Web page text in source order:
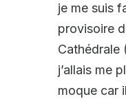
je me suis
provisoire
Cathédrale
j’allais me
moque car